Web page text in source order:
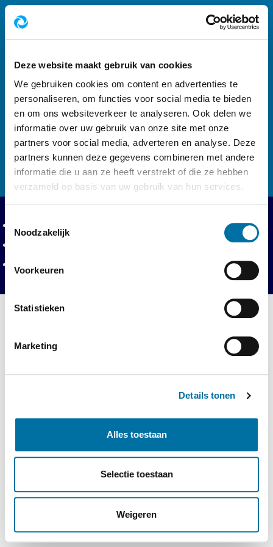
Deze website maakt gebruik van cookies
We gebruiken cookies om content en advertenties te
personaliseren, om functies voor social media te bieden
en om ons websiteverkeer te analyseren. Ook delen we
informatie over uw gebruik van onze site met onze
partners voor social media, adverteren en analyse. Deze
partners kunnen deze gegevens combineren met andere
informatie die u aan ze heeft verstrekt of die ze hebben
verzameld op basis van uw gebruik van hun services.
Noodzakelijk
Voorkeuren
Statistieken
Marketing
Details tonen
Alles toestaan
Selectie toestaan
Weigeren
Footer navigatie
Logo AWD, Amsterdamse
Privacy en voorwaarden
Toegangsvoorwaarden